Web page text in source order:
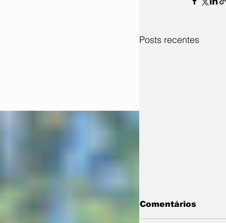
Posts recentes
Comentários